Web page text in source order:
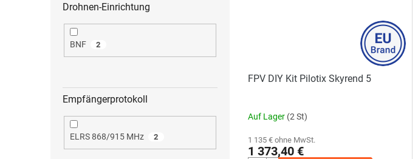
Drohnen-Einrichtung
BNF 2
Empfängerprotokoll
ELRS 868/915 MHz 2
FPV DIY Kit Pilotix Skyrend 5
Auf Lager (2 St)
1 135 € ohne MwSt.
1 373,40 €